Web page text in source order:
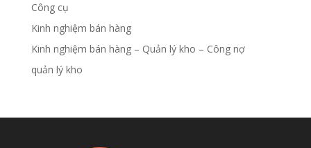
Công cụ
Kinh nghiệm bán hàng
Kinh nghiệm bán hàng – Quản lý kho – Công nợ
quản lý kho